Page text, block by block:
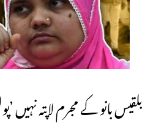
بلقیس بانو کے مجرم لاپتہ نہیں